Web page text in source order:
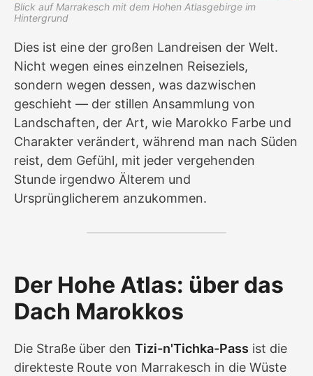
Blick auf Marrakesch mit dem Hohen Atlasgebirge im
Hintergrund
Dies ist eine der großen Landreisen der Welt.
Nicht wegen eines einzelnen Reiseziels,
sondern wegen dessen, was dazwischen
geschieht — der stillen Ansammlung von
Landschaften, der Art, wie Marokko Farbe und
Charakter verändert, während man nach Süden
reist, dem Gefühl, mit jeder vergehenden
Stunde irgendwo Älterem und
Ursprünglicherem anzukommen.
Der Hohe Atlas: über das
Dach Marokkos
Die Straße über den Tizi-n'Tichka-Pass ist die
direkteste Route von Marrakesch in die Wüste